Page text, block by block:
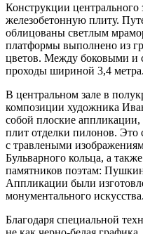
Конструкции
железобетонную плиту.
облицованы светлым
платформы выполнено из
цветов. Между боковыми и
проходы шириной 3,4 метра.
В центральном зале в
композиции художника
собой плоские
плит отделки пилонов. Это
с травлеными
Бульварного кольца, а
памятников поэтам:
Аппликации были
монументального искусства.
Благодаря специальной